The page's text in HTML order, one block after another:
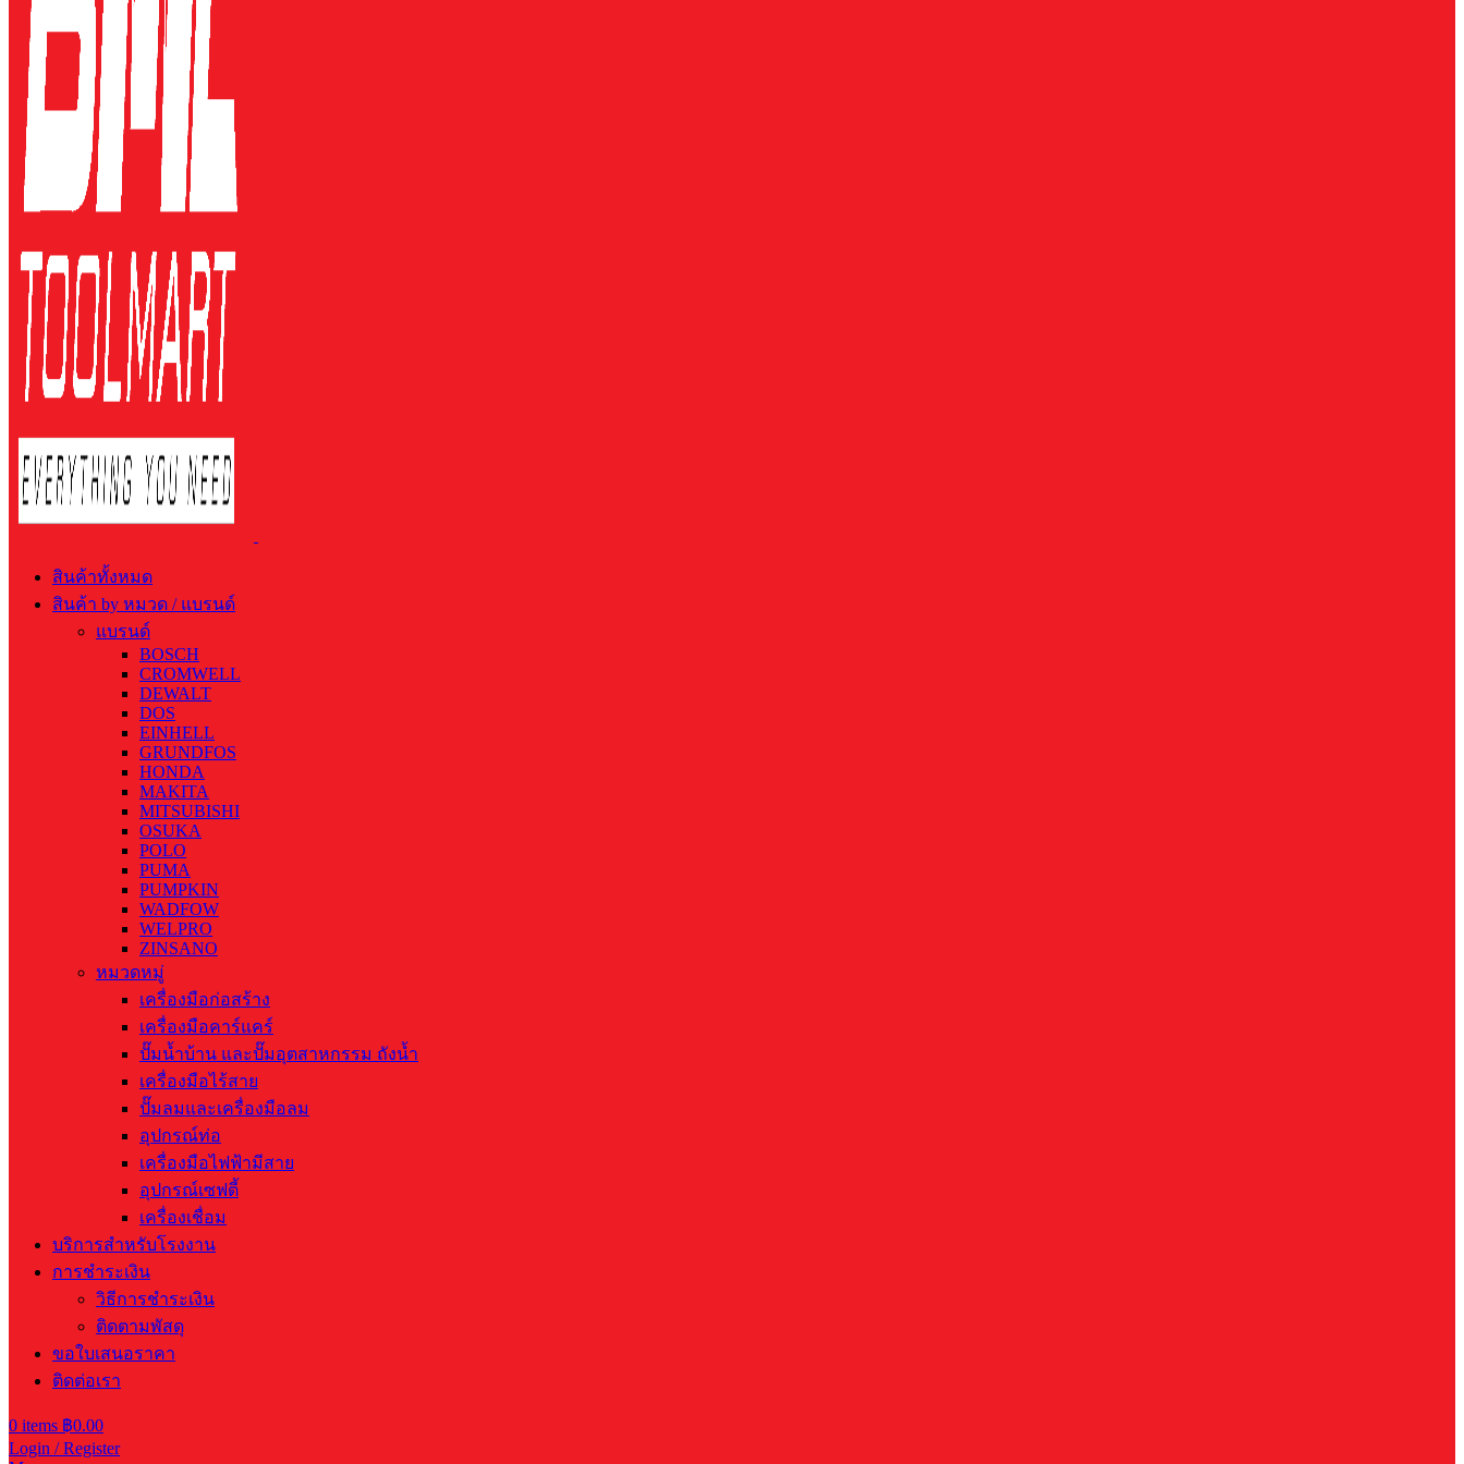
สินค้าทั้งหมด
สินค้า by หมวด / แบรนด์
แบรนด์
BOSCH
CROMWELL
DEWALT
DOS
EINHELL
GRUNDFOS
HONDA
MAKITA
MITSUBISHI
OSUKA
POLO
PUMA
PUMPKIN
WADFOW
WELPRO
ZINSANO
หมวดหมู่
เครื่องมือก่อสร้าง
เครื่องมือคาร์แคร์
ปั๊มน้ำบ้าน และปั๊มอุตสาหกรรม ถังน้ำ
เครื่องมือไร้สาย
ปั๊มลมและเครื่องมือลม
อุปกรณ์ท่อ
เครื่องมือไฟฟ้ามีสาย
อุปกรณ์เซฟตี้
เครื่องเชื่อม
บริการสำหรับโรงงาน
การชำระเงิน
วิธีการชำระเงิน
ติดตามพัสดุ
ขอใบเสนอราคา
ติดต่อเรา
0 items ฿0.00
Login / Register